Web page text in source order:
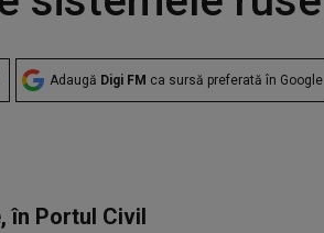
Adaugă Digi FM ca sursă preferată în Google
în Portul Civil